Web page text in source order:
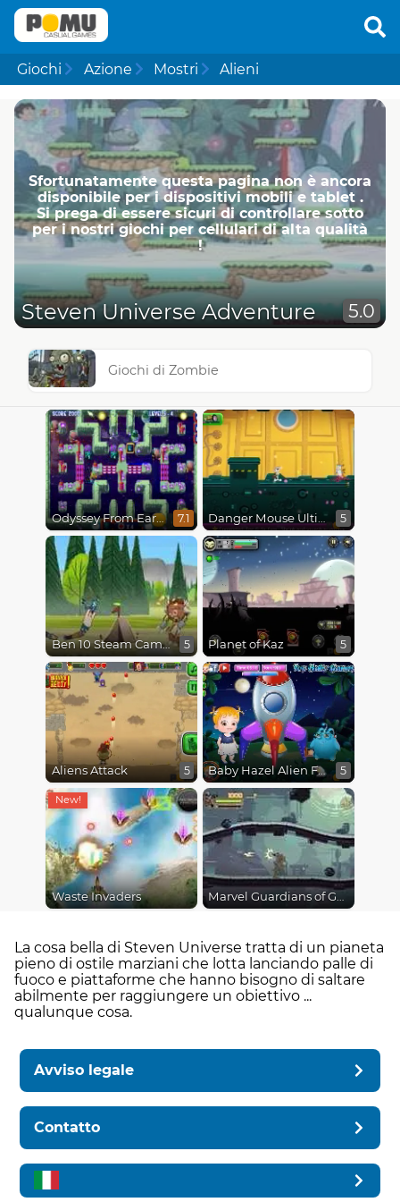
Giochi Azione Mostri Alieni
Sfortunatamente questa pagina non è ancora
disponibile per i dispositivi mobili e tablet .
Si prega di essere sicuri di controllare sotto
per i nostri giochi per cellulari di alta qualità
!
Steven Universe Adventure 5.0
Giochi di Zombie
Odyssey From Earth To Space 7.1 Danger Mouse Ultimate 5
Ben 10 Steam Camp 5 Planet of Kaz 5
Aliens Attack 5 Baby Hazel Alien Friend 5
Waste Invaders Marvel Guardians of Galaxy
La cosa bella di Steven Universe tratta di un pianeta
pieno di ostile marziani che lotta lanciando palle di
fuoco e piattaforme che hanno bisogno di saltare
abilmente per raggiungere un obiettivo ...
qualunque cosa.
Avviso legale
Contatto